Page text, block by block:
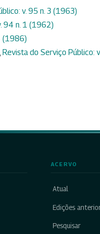
v. 95 n. 3 (1963)
94 n. 1 (1962)
(1986)
Revista do Serviço Público: v.
ACERVO
Atual
Edições
Pesquisar